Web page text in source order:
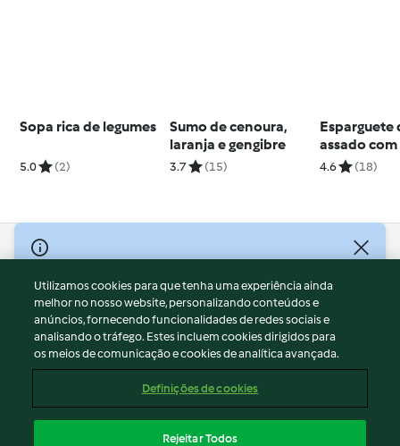
Sopa rica de legumes
5.0 (2)
Sumo de cenoura,
laranja e gengibre
3.7 (15)
Esparguete
assado
de
4.6 (18)
© Copyright 2026
Termos de Utilização
Aviso sobre Proteção de Dados
Aviso
Apoio legal
Conteúdo do relatório
Utilizamos cookies para que tenha uma experiência ainda
melhor no nosso website, personalizando conteúdos e
anúncios, fornecendo funcionalidades de redes sociais e
analisando o tráfego. Estes incluem cookies dirigidos para
os meios de comunicação e cookies de analítica avançada.
Definições de cookies
Rejeitar Todos